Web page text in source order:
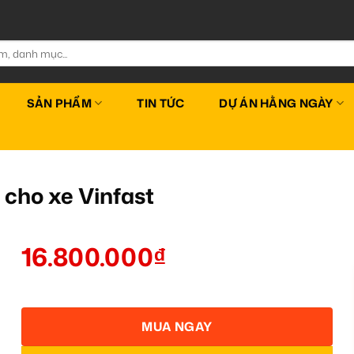
SẢN PHẨM TIN TỨC DỰ ÁN HẰNG NGÀY
cho xe Vinfast
16.800.000₫
MUA NGAY